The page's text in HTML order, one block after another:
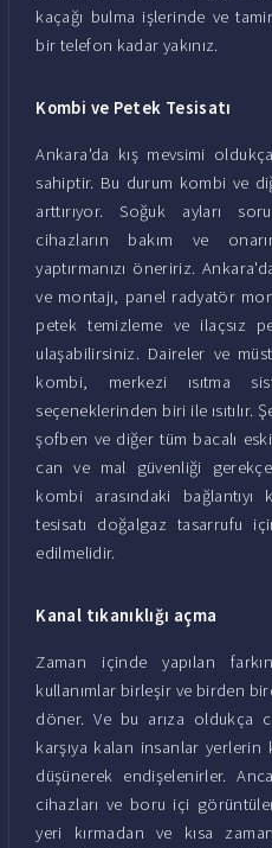
kaçağı bulma işlerinde ve
bir telefon kadar yakınız.
Kombi ve Petek Tesisatı
Ankara'da kış mevsimi
sahiptir. Bu durum kombi ve
arttırıyor. Soğuk ayları
cihazların bakım ve
yaptırmanızı öneririz.
ve montajı, panel radyatör
petek temizleme ve ilaçsız
ulaşabilirsiniz. Daireler ve
kombi, merkezi ısıtma
seçeneklerinden biri ile ısıtılır.
şofben ve diğer tüm bacalı
can ve mal güvenliği
kombi arasındaki
tesisatı doğalgaz tasarrufu
edilmelidir.
Kanal tıkanıklığı açma
Zaman içinde yapılan
kullanımlar birleşir ve birden
döner. Ve bu arıza oldukça
karşıya kalan insanlar yerlerin
düşünerek endişelenirler.
cihazları ve boru içi
yeri kırmadan ve kısa